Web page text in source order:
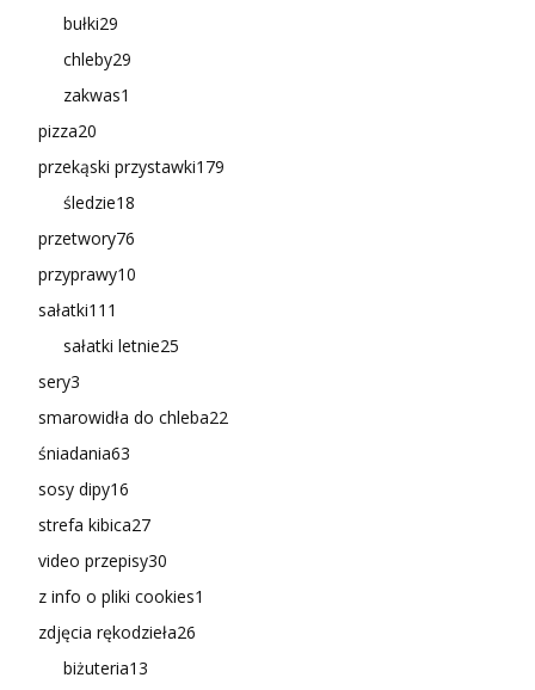
bułki29
chleby29
zakwas1
pizza20
przekąski przystawki179
śledzie18
przetwory76
przyprawy10
sałatki111
sałatki letnie25
sery3
smarowidła do chleba22
śniadania63
sosy dipy16
strefa kibica27
video przepisy30
z info o pliki cookies1
zdjęcia rękodzieła26
biżuteria13